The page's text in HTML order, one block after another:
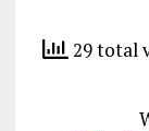
29 total